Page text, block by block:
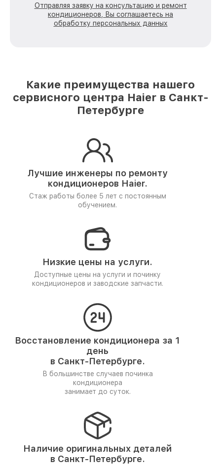
Отправляя заявку на консультацию и ремонт
кондиционеров, Вы соглашаетесь на
обработку персональных данных
Какие преимущества нашего
сервисного центра Haier в Санкт-
Петербурге
Лучшие инженеры по ремонту
кондиционеров Haier.
Стаж работы более 5 лет с постоянным
обучением.
Низкие цены на услуги.
Доступные цены на услуги и починку
кондиционеров и заводские запчасти.
Восстановление кондиционера за 1
день
в Санкт-Петербурге.
В большинстве случаев починка
кондиционера
занимает до суток.
Наличие оригинальных деталей
в Санкт-Петербурге.